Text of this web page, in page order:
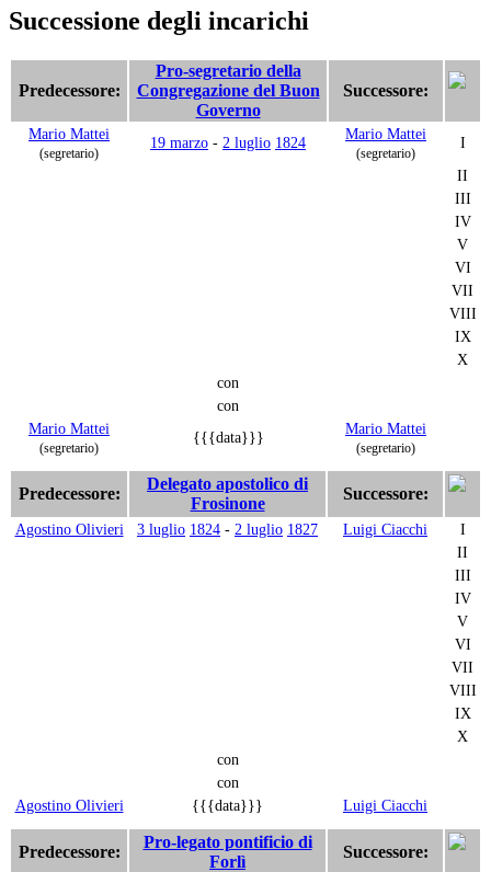
Successione degli incarichi
Predecessore:
Pro-segretario della
Congregazione del Buon
Governo
Successore:
Mario Mattei
(segretario)
19 marzo - 2 luglio 1824 Mario Mattei
(segretario)
I
II
III
IV
V
VI
VII
VIII
IX
X
con
con
Mario Mattei
(segretario)
{{{data}}} Mario Mattei
(segretario)
Predecessore:
Delegato apostolico di
Frosinone
Successore:
Agostino Olivieri 3 luglio 1824 - 2 luglio 1827 Luigi Ciacchi
I
II
III
IV
V
VI
VII
VIII
IX
X
con
con
Agostino Olivieri
{{{data}}} Luigi Ciacchi
Predecessore:
Pro-legato pontificio di
Forlì
Successore: